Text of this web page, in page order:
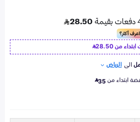
28.50
الى الرياض
ابتداء من35